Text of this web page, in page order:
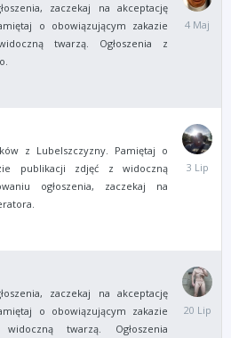
zaczekaj na akceptację
o obowiązującym zakazie
twarzą. Ogłoszenia z
4
Maja
z Lubelszczyzny. Pamiętaj o
publikacji zdjęć z widoczną
ogłoszenia, zaczekaj na
3
Lipca
zaczekaj na akceptację
o obowiązującym zakazie
twarzą. Ogłoszenia
20
Lipca